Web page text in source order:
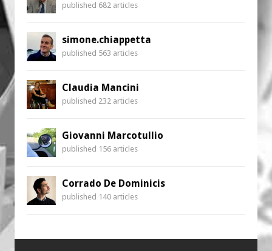
published 682 articles
simone.chiappetta
published 563 articles
Claudia Mancini
published 232 articles
Giovanni Marcotullio
published 156 articles
Corrado De Dominicis
published 140 articles